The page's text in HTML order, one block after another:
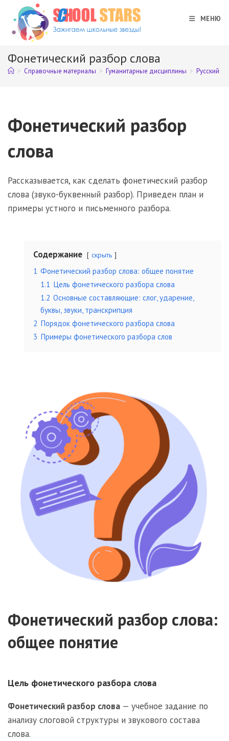
Перейти
содержимому
МЕНЮ
Фонетический разбор слова
> Справочные материалы > Гуманитарные дисциплины > Русский
Фонетический разбор
слова
Рассказывается, как сделать фонетический разбор
слова (звуко-буквенный разбор). Приведен план и
примеры устного и письменного разбора.
Содержание скрыть
1 Фонетический разбор слова: общее понятие
1.1 Цель фонетического разбора слова
1.2 Основные составляющие: слог, ударение,
буквы, звуки, транскрипция
2 Порядок фонетического разбора слова
3 Примеры фонетического разбора слов
Фонетический разбор слова:
общее понятие
Цель фонетического разбора слова
Фонетический разбор слова — учебное задание по
анализу слоговой структуры и звукового состава
слова.